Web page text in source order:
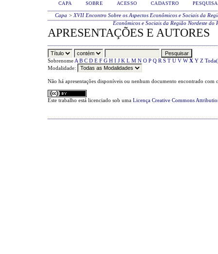
CAPA SOBRE ACESSO CADASTRO PESQUISA
Capa > XVII Encontro Sobre os Aspectos Econômicos e Sociais da
Econômicos e Sociais da Região Nordeste do
APRESENTAÇÕES E AUTORES
Sobrenome A B C D E F G H I J K L M N O P Q R S T U V W X Y Z
Modalidade:
Não há apresentações disponíveis ou nenhum documento encontrado com
Este trabalho está licenciado sob uma Licença Creative Commons